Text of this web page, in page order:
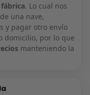
. Lo cual nos
una nave,
y pagar otro envío
domicilio, por lo que
manteniendo la